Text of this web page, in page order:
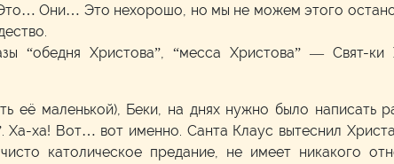
Они… Это нехорошо, но мы не можем этого
“обедня Христова”, “месса Христова” — Свят-ки
маленькой), Беки, на днях нужно было написать
ха! Вот… вот именно. Санта Клаус вытеснил
католическое предание, не имеет никакого